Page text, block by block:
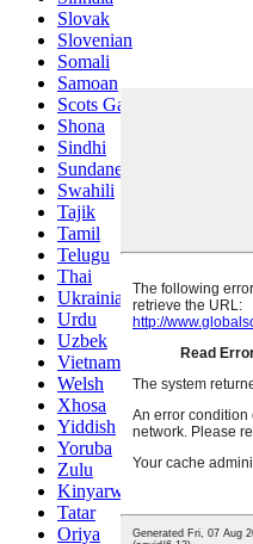
Slovak
Slovenian
Somali
Samoan
Scots Gaelic
Shona
Sindhi
Sundanese
Swahili
Tajik
Tamil
Telugu
Thai
Ukrainian
Urdu
Uzbek
Vietnamese
Welsh
Xhosa
Yiddish
Yoruba
Zulu
Kinyarwanda
Tatar
Oriya